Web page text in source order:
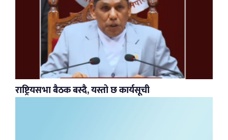
राष्ट्रियसभा बैठक बस्दै, यस्तो छ कार्यसूची